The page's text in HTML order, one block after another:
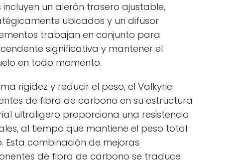
un alerón trasero ajustable,
ubicados y un difusor
trabajan en conjunto para
significativa y mantener el
en todo momento.
rigidez y reducir el peso, el Valkyrie
de fibra de carbono en su estructura
ultraligero proporciona una resistencia
al tiempo que mantiene el peso total
Esta combinación de mejoras
de fibra de carbono se traduce